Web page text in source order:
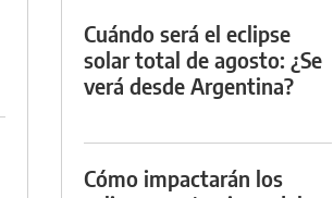
Cuándo será el eclipse
solar total de agosto: ¿Se
verá desde Argentina?
Cómo impactarán los